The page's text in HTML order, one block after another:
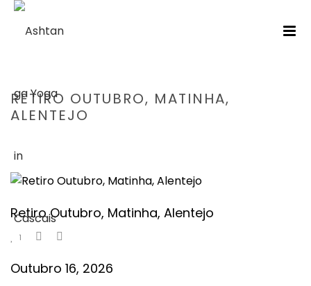
RETIRO OUTUBRO, MATINHA,
ALENTEJO
Retiro Outubro, Matinha, Alentejo
1
Outubro 16, 2026